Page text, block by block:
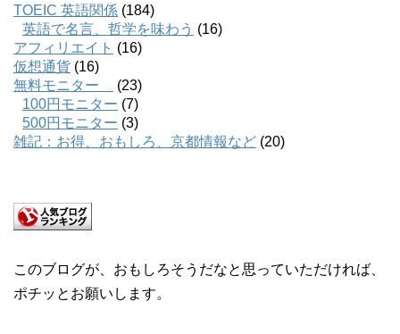
TOEIC 英語関係 (184)
英語で名言、哲学を味わう (16)
アフィリエイト (16)
仮想通貨 (16)
無料モニター
(23)
100円モニター (7)
500円モニター (3)
雑記：お得、おもしろ、京都情報など (20)
このブログが、おもしろそうだなと思っていただければ、
ポチッとお願いします。